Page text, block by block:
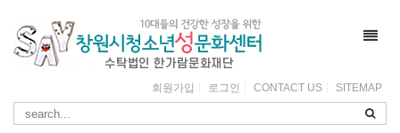
회원가입 로그인 CONTACT US SITEMAP